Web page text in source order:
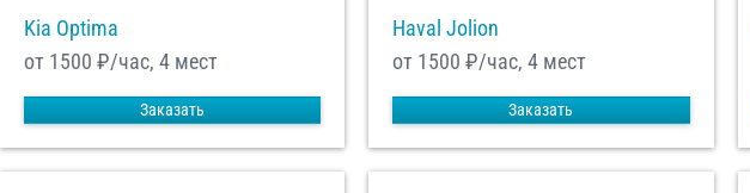
Kia Optima
от 1500 ₽/час, 4 мест
Заказать
Haval Jolion
от 1500 ₽/час, 4 мест
Заказать